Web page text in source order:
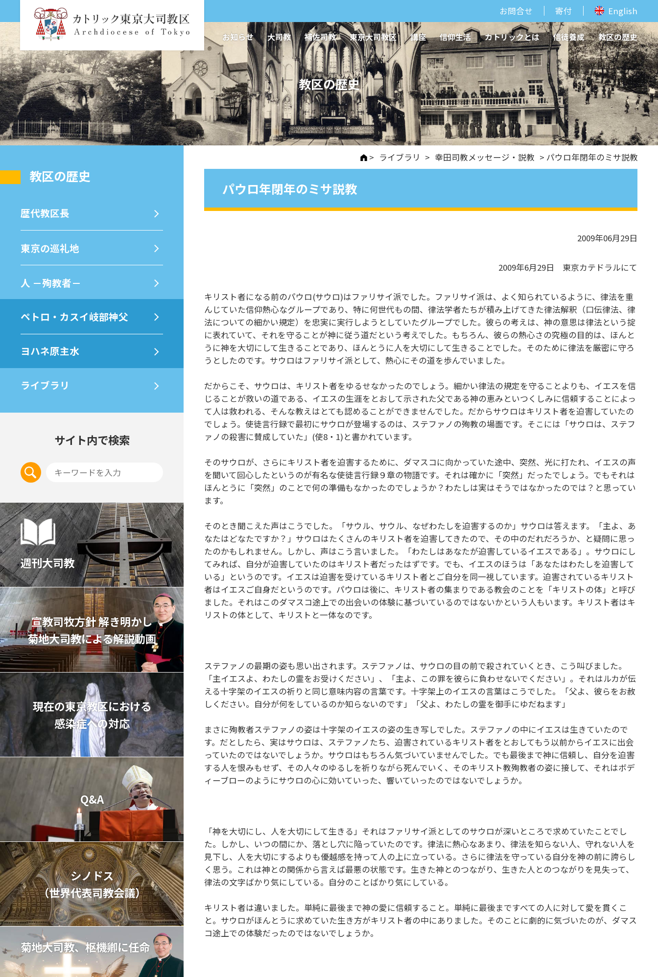
お問合せ 寄付 English
お知らせ 大司教 補佐司教 東京大司教区 講座 信仰生活 カトリックとは 信徒養成 教区の歴史
教区の歴史
> ライブラリ > 幸田司教メッセージ・説教 > パウロ年閉年のミサ説教
パウロ年閉年のミサ説教
2009年06月29日
2009年6月29日 東京カテドラルにて
キリスト者になる前のパウロ(サウロ)はファリサイ派でした。ファリサイ派は、よく知られているように、律法を重
んじていた信仰熱心なグループであり、特に何世代もの間、律法学者たちが積み上げてきた律法解釈（口伝律法、律
法についての細かい規定）を忠実に実行しようとしていたグループでした。彼らの考えは、神の意思は律法という掟
に表れていて、それを守ることが神に従う道だという考えでした。もちろん、彼らの熱心さの究極の目的は、ほんと
うに神を大切にして生きることであり、ほんとうに人を大切にして生きることでした。そのために律法を厳密に守ろ
うとしたのです。サウロはファリサイ派として、熱心にその道を歩んでいました。
だからこそ、サウロは、キリスト者をゆるせなかったのでしょう。細かい律法の規定を守ることよりも、イエスを信
じることが救いの道である、イエスの生涯をとおして示された父である神の恵みといつくしみに信頼することによっ
て人は救われる、そんな教えはとても認めることができませんでした。だからサウロはキリスト者を迫害していたの
でしょう。使徒言行録で最初にサウロが登場するのは、ステファノの殉教の場面です。そこには「サウロは、ステフ
ァノの殺害に賛成していた」(使8・1)と書かれています。
そのサウロが、さらにキリスト者を迫害するために、ダマスコに向かっていた途中、突然、光に打たれ、イエスの声
を聞いて回心したというのが有名な使徒言行録９章の物語です。それは確かに「突然」だったでしょう。でもそれは
ほんとうに「突然」のことで何の準備もなかったのでしょうか？わたしは実はそうではなかったのでは？と思ってい
ます。
そのとき聞こえた声はこうでした。「サウル、サウル、なぜわたしを迫害するのか」サウロは答えます。「主よ、あ
なたはどなたですか？」サウロはたくさんのキリスト者を迫害してきたので、その中のだれだろうか、と疑問に思っ
たのかもしれません。しかし、声はこう言いました。「わたしはあなたが迫害しているイエスである」。サウロにし
てみれば、自分が迫害していたのはキリスト者だったはずです。でも、イエスのほうは「あなたはわたしを迫害して
いる」というのです。イエスは迫害を受けているキリスト者とご自分を同一視しています。迫害されているキリスト
者はイエスご自身だというのです。パウロは後に、キリスト者の集まりである教会のことを「キリストの体」と呼び
ました。それはこのダマスコ途上での出会いの体験に基づいているのではないかという人もいます。キリスト者はキ
リストの体として、キリストと一体なのです。
ステファノの最期の姿も思い出されます。ステファノは、サウロの目の前で殺されていくとき、こう叫びました。
「主イエスよ、わたしの霊をお受けください」、「主よ、この罪を彼らに負わせないでください」。それはルカが伝
える十字架のイエスの祈りと同じ意味内容の言葉です。十字架上のイエスの言葉はこうでした。「父よ、彼らをお赦
しください。自分が何をしているのか知らないのです」「父よ、わたしの霊を御手にゆだねます」
まさに殉教者ステファノの姿は十字架のイエスの姿の生き写しでした。ステファノの中にイエスは生きていたので
す。だとしたら、実はサウロは、ステファノたち、迫害されているキリスト者をとおしてもう以前からイエスに出会
っていたのではないでしょうか。サウロはもちろん気づいていませんでした。でも最後まで神に信頼し、自分を迫害
する人を恨みもせず、その人々のゆるしを祈りながら死んでいく、そのキリスト教殉教者の姿に接して、それはボデ
ィーブローのようにサウロの心に効いていった、響いていったのではないでしょうか。
「神を大切にし、人を大切にして生きる」それはファリサイ派としてのサウロが深いところで求めていたことでし
た。しかし、いつの間にか、落とし穴に陥っていたのです。律法に熱心なあまり、律法を知らない人、守れない人を
見下し、人を大切にするよりも優越感を持って人の上に立っている。さらに律法を守っている自分を神の前に誇らし
く思う。これは神との関係から言えば最悪の状態です。生きた神とのつながり、生きた人とのつながりを見失って、
律法の文字ばかり気にしている。自分のことばかり気にしている。
キリスト者は違いました。単純に最後まで神の愛に信頼すること。単純に最後まですべての人に対して愛を貫くこ
と。サウロがほんとうに求めていた生き方がキリスト者の中にありました。そのことに劇的に気づいたのが、ダマス
コ途上での体験だったのではないでしょうか。
教区の歴史
歴代教区⻑
東京の巡礼地
⼈ －殉教者－
ペトロ・カスイ岐部神父
ヨハネ原主水
ライブラリ
サイト内で検索
週刊大司教
宣教司牧⽅針 解き明かし
菊地⼤司教による解説動画
現在の東京教区における
感染症への対応
Q&A
シノドス
（世界代表司教会議）
菊地大司教、枢機卿に任命